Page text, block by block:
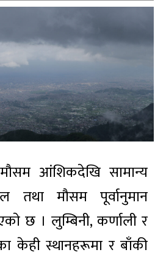
आंशिकदेखि सामान्य
माैसम पूर्वानुमान
छ । लुम्बिनी, कर्णाली र
केही स्थानहरूमा र बाँकी